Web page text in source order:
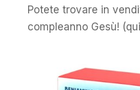
Potete trovare in
compleanno Gesù!